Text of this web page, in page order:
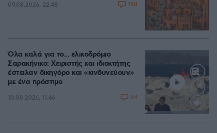
09.08.2026, 22:48 148
Loaded
Όλα καλά για το... ελικοδρόμιο
Σαρακήνικο: Χειριστής και ιδιοκτήτης
έστειλαν δικηγόρο και «κινδυνεύουν»
με ένα πρόστιμο
10.08.2026, 11:46 84